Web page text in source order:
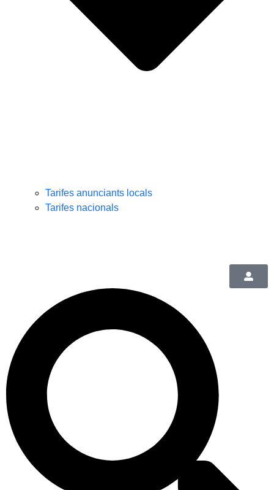
Tarifes anunciants locals
Tarifes nacionals